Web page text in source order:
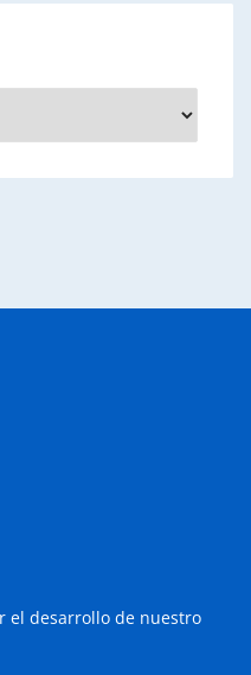
el desarrollo de nuestro